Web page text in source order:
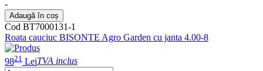
-
Adaugă în coș
Cod BT7000131-1
Roata cauciuc BISONTE Agro Garden cu janta 4.00-8
9821 LeiTVA inclus